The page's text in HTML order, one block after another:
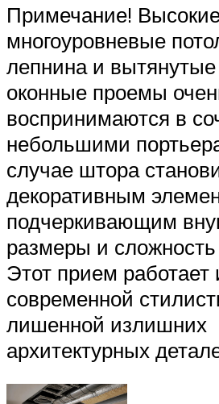
Примечание!
многоуровневые
лепнина и
оконные проемы
воспринимаются в
небольшими
случае штора
декоративным
подчеркивающим
размеры и
Этот прием работает
современной
лишенной излишних
архитектурных